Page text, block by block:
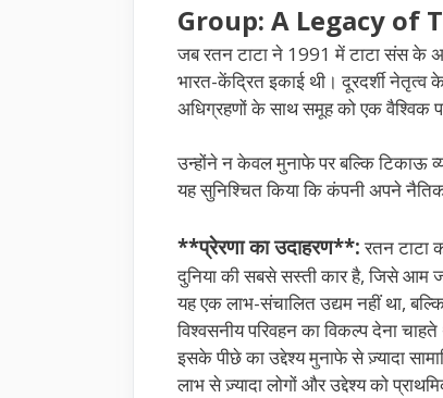
Group: A Legacy of
जब रतन टाटा ने 1991 में टाटा संस के
भारत-केंद्रित इकाई थी। दूरदर्शी
अधिग्रहणों के साथ समूह को एक वैश्विक
उन्होंने न केवल मुनाफे पर बल्कि टिकाऊ
यह सुनिश्चित किया कि कंपनी अपने
**प्रेरणा का उदाहरण**:रतन टाटा
दुनिया की सबसे सस्ती कार है, जिसे आम
यह एक लाभ-संचालित उद्यम नहीं था, बल्कि
विश्वसनीय परिवहन का विकल्प देना
इसके पीछे का उद्देश्य मुनाफे से ज़्यादा
लाभ से ज़्यादा लोगों और उद्देश्य को